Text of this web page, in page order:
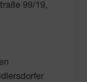
99/19,